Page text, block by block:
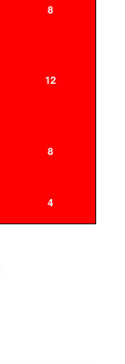
8
12
8
4